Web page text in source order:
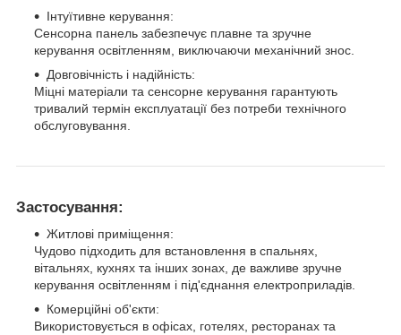
Інтуїтивне керування:
Сенсорна панель забезпечує плавне та зручне
керування освітленням, виключаючи механічний знос.
Довговічність і надійність:
Міцні матеріали та сенсорне керування гарантують
тривалий термін експлуатації без потреби технічного
обслуговування.
Застосування:
Житлові приміщення:
Чудово підходить для встановлення в спальнях,
вітальнях, кухнях та інших зонах, де важливе зручне
керування освітленням і під'єднання електроприладів.
Комерційні об'єкти:
Використовується в офісах, готелях, ресторанах та